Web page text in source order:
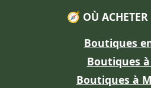
🧭 OÙ
Boutiques
Boutiques
Boutiques à